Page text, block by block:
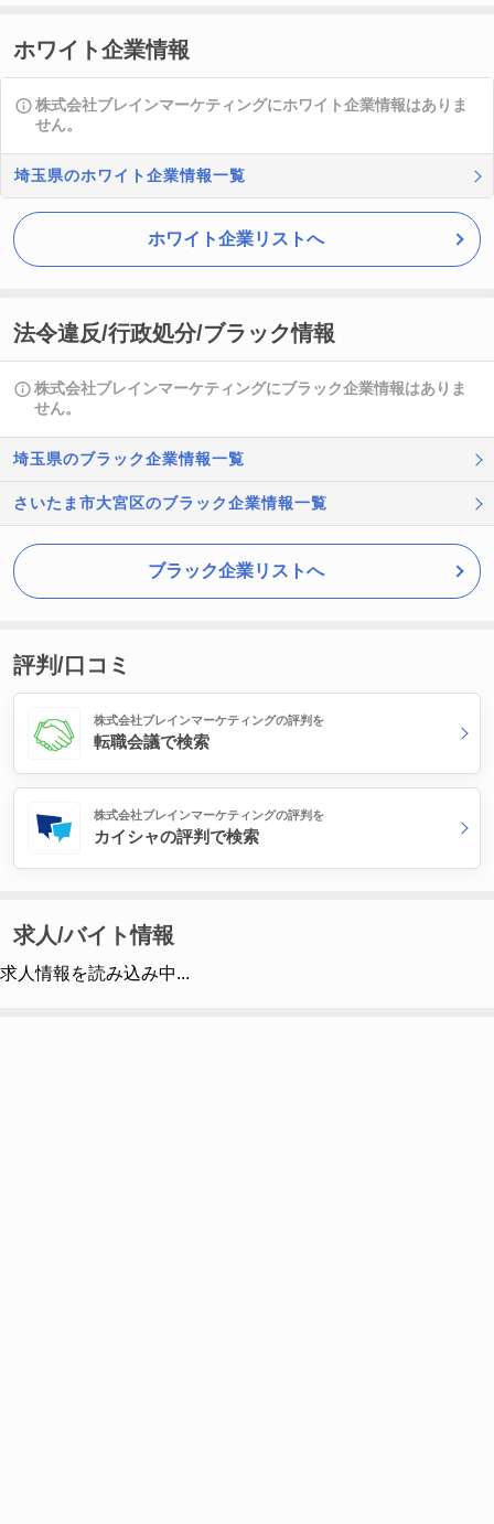
ホワイト企業情報
株式会社ブレインマーケティングにホワイト企業情報はありま
せん。
埼玉県のホワイト企業情報一覧
ホワイト企業リストへ
法令違反/行政処分/ブラック情報
株式会社ブレインマーケティングにブラック企業情報はありま
せん。
埼玉県のブラック企業情報一覧
さいたま市大宮区のブラック企業情報一覧
ブラック企業リストへ
評判/口コミ
株式会社ブレインマーケティングの評判を
転職会議で検索
株式会社ブレインマーケティングの評判を
カイシャの評判で検索
求人/バイト情報
求人情報を読み込み中...